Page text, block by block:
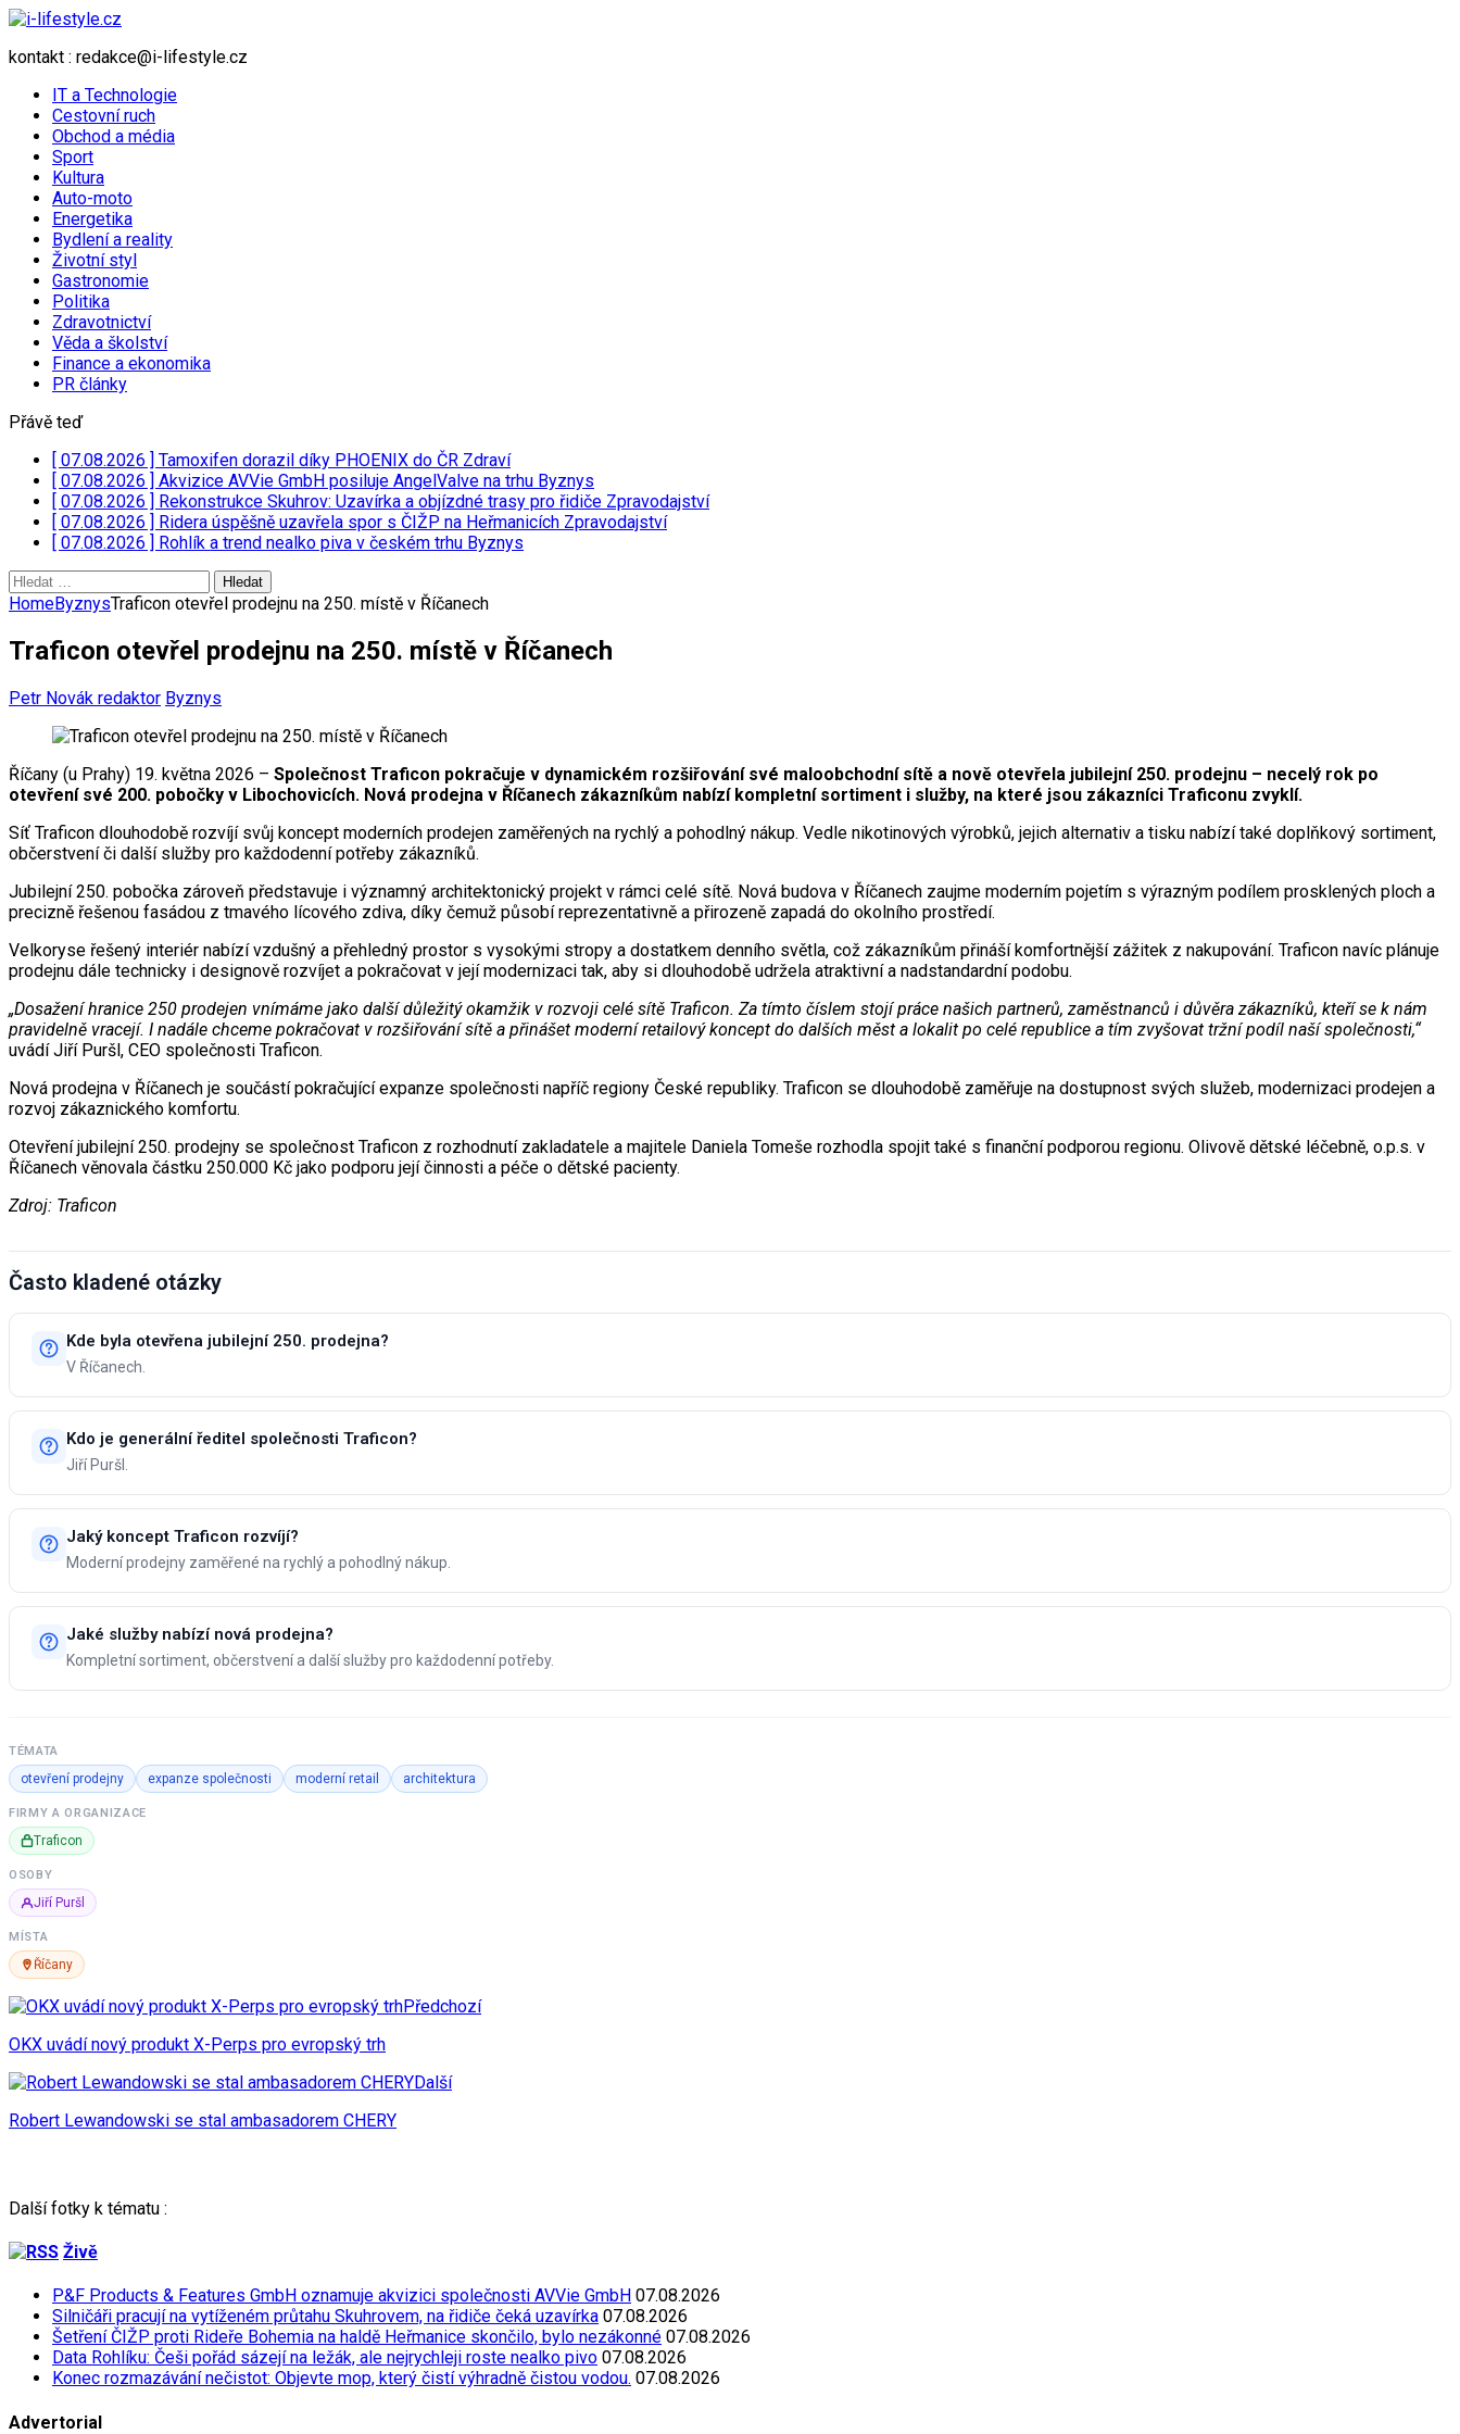
kontakt : redakce@i-lifestyle.cz
IT a Technologie
Cestovní ruch
Obchod a média
Sport
Kultura
Auto-moto
Energetika
Bydlení a reality
Životní styl
Gastronomie
Politika
Zdravotnictví
Věda a školství
Finance a ekonomika
PR články
Přávě teď
[ 07.08.2026 ] Tamoxifen dorazil díky PHOENIX do ČR Zdraví
[ 07.08.2026 ] Akvizice AVVie GmbH posiluje AngelValve na trhu Byznys
[ 07.08.2026 ] Rekonstrukce Skuhrov: Uzavírka a objízdné trasy pro řidiče Zpravodajství
[ 07.08.2026 ] Ridera úspěšně uzavřela spor s ČIŽP na Heřmanicích Zpravodajství
[ 07.08.2026 ] Rohlík a trend nealko piva v českém trhu Byznys
Vyhledávání
HomeByznysTraficon otevřel prodejnu na 250. místě v Říčanech
Traficon otevřel prodejnu na 250. místě v Říčanech
Petr Novák redaktor Byznys
Říčany (u Prahy) 19. května 2026 – Společnost Traficon pokračuje v dynamickém rozšiřování své maloobchodní sítě a nově otevřela jubilejní 250. prodejnu – necelý rok po
otevření své 200. pobočky v Libochovicích. Nová prodejna v Říčanech zákazníkům nabízí kompletní sortiment i služby, na které jsou zákazníci Traficonu zvyklí.
Síť Traficon dlouhodobě rozvíjí svůj koncept moderních prodejen zaměřených na rychlý a pohodlný nákup. Vedle nikotinových výrobků, jejich alternativ a tisku nabízí také doplňkový sortiment,
občerstvení či další služby pro každodenní potřeby zákazníků.
Jubilejní 250. pobočka zároveň představuje i významný architektonický projekt v rámci celé sítě. Nová budova v Říčanech zaujme moderním pojetím s výrazným podílem prosklených ploch a
precizně řešenou fasádou z tmavého lícového zdiva, díky čemuž působí reprezentativně a přirozeně zapadá do okolního prostředí.
Velkoryse řešený interiér nabízí vzdušný a přehledný prostor s vysokými stropy a dostatkem denního světla, což zákazníkům přináší komfortnější zážitek z nakupování. Traficon navíc plánuje
prodejnu dále technicky i designově rozvíjet a pokračovat v její modernizaci tak, aby si dlouhodobě udržela atraktivní a nadstandardní podobu.
„Dosažení hranice 250 prodejen vnímáme jako další důležitý okamžik v rozvoji celé sítě Traficon. Za tímto číslem stojí práce našich partnerů, zaměstnanců i důvěra zákazníků, kteří se k nám
pravidelně vracejí. I nadále chceme pokračovat v rozšiřování sítě a přinášet moderní retailový koncept do dalších měst a lokalit po celé republice a tím zvyšovat tržní podíl naší společnosti,“
uvádí Jiří Puršl, CEO společnosti Traficon.
Nová prodejna v Říčanech je součástí pokračující expanze společnosti napříč regiony České republiky. Traficon se dlouhodobě zaměřuje na dostupnost svých služeb, modernizaci prodejen a
rozvoj zákaznického komfortu.
Otevření jubilejní 250. prodejny se společnost Traficon z rozhodnutí zakladatele a majitele Daniela Tomeše rozhodla spojit také s finanční podporou regionu. Olivově dětské léčebně, o.p.s. v
Říčanech věnovala částku 250.000 Kč jako podporu její činnosti a péče o dětské pacienty.
Zdroj: Traficon
Často kladené otázky
Kde byla otevřena jubilejní 250. prodejna?
V Říčanech.
Kdo je generální ředitel společnosti Traficon?
Jiří Puršl.
Jaký koncept Traficon rozvíjí?
Moderní prodejny zaměřené na rychlý a pohodlný nákup.
Jaké služby nabízí nová prodejna?
Kompletní sortiment, občerstvení a další služby pro každodenní potřeby.
TÉMATA
otevření prodejny expanze společnosti moderní retail architektura
FIRMY A ORGANIZACE
Traficon
OSOBY
Jiří Puršl
MÍSTA
Říčany
Předchozí
OKX uvádí nový produkt X-Perps pro evropský trh
Další
Robert Lewandowski se stal ambasadorem CHERY
Další fotky k tématu :
Živě
P&F Products & Features GmbH oznamuje akvizici společnosti AVVie GmbH 07.08.2026
Silničáři pracují na vytíženém průtahu Skuhrovem, na řidiče čeká uzavírka 07.08.2026
Šetření ČIŽP proti Rideře Bohemia na haldě Heřmanice skončilo, bylo nezákonné 07.08.2026
Data Rohlíku: Češi pořád sázejí na ležák, ale nejrychleji roste nealko pivo 07.08.2026
Konec rozmazávání nečistot: Objevte mop, který čistí výhradně čistou vodou. 07.08.2026
Advertorial